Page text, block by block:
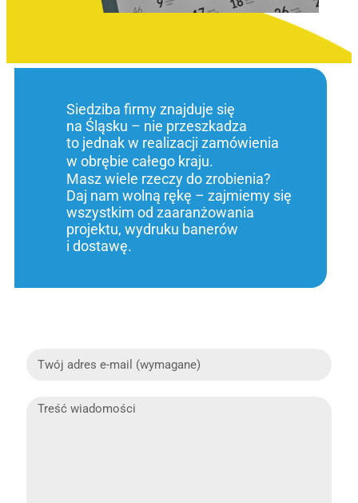
Siedziba firmy znajduje się
na Śląsku – nie przeszkadza
to jednak w realizacji zamówienia
w obrębie całego kraju.
Masz wiele rzeczy do zrobienia?
Daj nam wolną rękę – zajmiemy się
wszystkim od zaaranżowania
projektu, wydruku banerów
i dostawę.